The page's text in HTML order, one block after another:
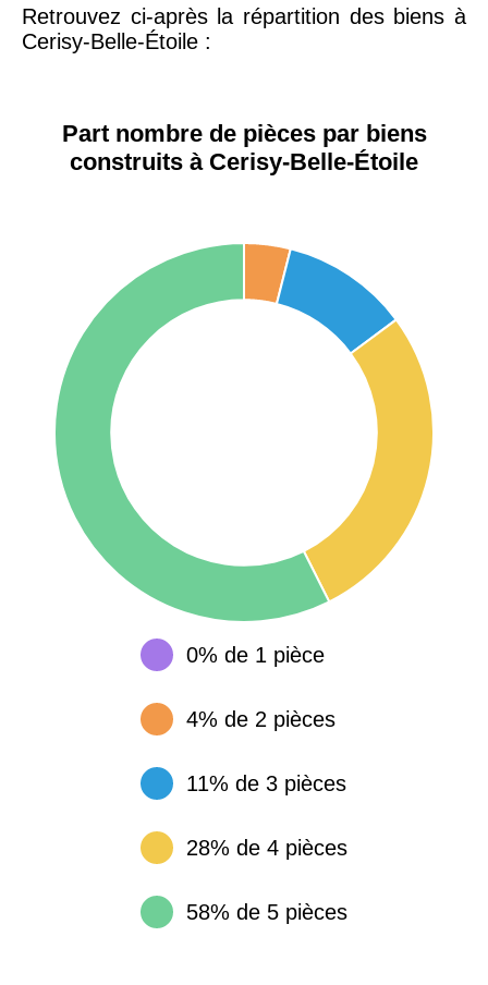
Étienne
1 404 € 2 013 €
arrondissement
Toulon 4 284 €
38000 - Grenoble 3 382 €
Retrouvez ci-après la répartition des biens à
Cerisy-Belle-Étoile :
Part nombre de pièces par biens
construits à Cerisy-Belle-Étoile
0% de 1 pièce
4% de 2 pièces
11% de 3 pièces
28% de 4 pièces
58% de 5 pièces